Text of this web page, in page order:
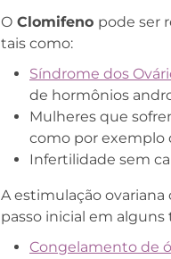
O Clomifeno pode ser
tais como:
Síndrome dos
de hormônios
Mulheres que
como por exemplo
Infertilidade sem
A estimulação
passo inicial em
Congelamento de